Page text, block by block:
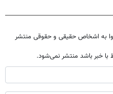
به اشخاص حقیقی و حقوقی منتشر
با خبر باشد منتشر نمی‌شود.